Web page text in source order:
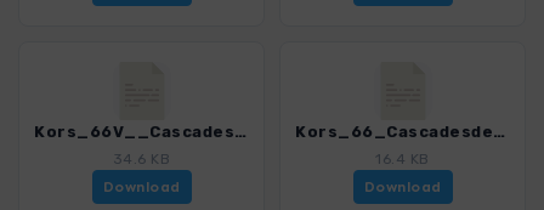
Kors_66V__CascadesdesAnglais_4280_18.gpx
34.6 KB
Download
Kors_66_CascadesdesAnglais_4280_18.gpx
16.4 KB
Download